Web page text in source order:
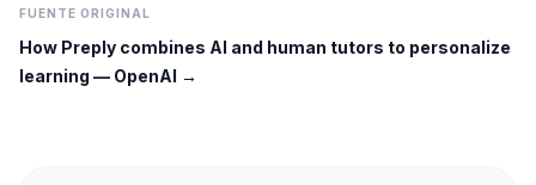
FUENTE ORIGINAL
How Preply combines AI and human tutors to personalize
learning — OpenAI →